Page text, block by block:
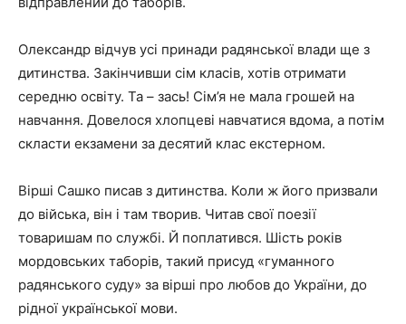
Олександр відчув усі принади радянської влади ще з
дитинства. Закінчивши сім класів, хотів отримати
середню освіту. Та – зась! Сім’я не мала грошей на
навчання. Довелося хлопцеві навчатися вдома, а потім
скласти екзамени за десятий клас екстерном.
Вірші Сашко писав з дитинства. Коли ж його призвали
до війська, він і там творив. Читав свої поезії
товаришам по службі. Й поплатився. Шість років
мордовських таборів, такий присуд «гуманного
радянського суду» за вірші про любов до України, до
рідної української мови.